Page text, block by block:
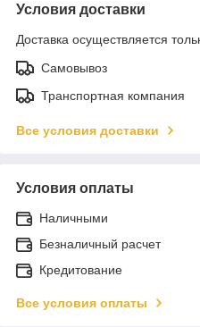
Условия доставки
Доставка осуществляется
Самовывоз
Транспортная компания
Все условия доставки
Условия оплаты
Наличными
Безналичный расчет
Кредитование
Все условия оплаты